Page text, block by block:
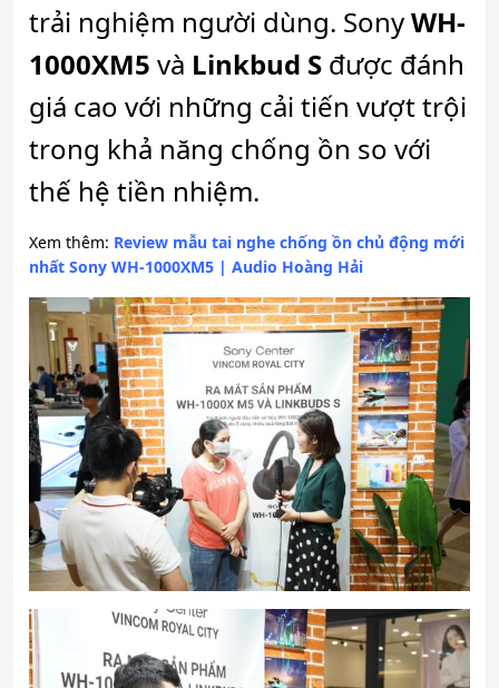
trải nghiệm người dùng. SonyWH-
1000XM5 và Linkbud S được đánh
giá cao với những cải tiến vượt trội
trong khả năng chống ồn so với
thế hệ tiền nhiệm.
Xem thêm: Review mẫu tai nghe chống ồn chủ động mới
nhất Sony WH-1000XM5 | Audio Hoàng Hải